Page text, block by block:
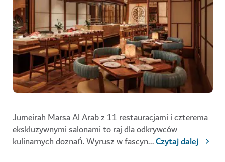
Jumeirah Marsa Al Arab z 11 restauracjami i czterema
ekskluzywnymi salonami to raj dla odkrywców
kulinarnych doznań. Wyrusz w fascyn...Czytaj dalej